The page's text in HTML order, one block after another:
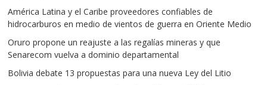
América Latina y el Caribe proveedores confiables de
hidrocarburos en medio de vientos de guerra en Oriente Medio
Oruro propone un reajuste a las regalías mineras y que
Senarecom vuelva a dominio departamental
Bolivia debate 13 propuestas para una nueva Ley del Litio